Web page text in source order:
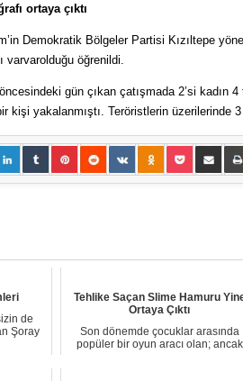
ortaya çıktı
Demokratik Bölgeler Partisi Kızıltepe
varvarolduğu öğrenildi.
gün çıkan çatışmada 2’si kadın
kişi yakalanmıştı. Teröristlerin üzerilerinde
de
Şoray
Tehlike Saçan Slime Hamuru
Ortaya Çıktı
Son dönemde çocuklar arasında
popüler bir oyun aracı olan; ancak